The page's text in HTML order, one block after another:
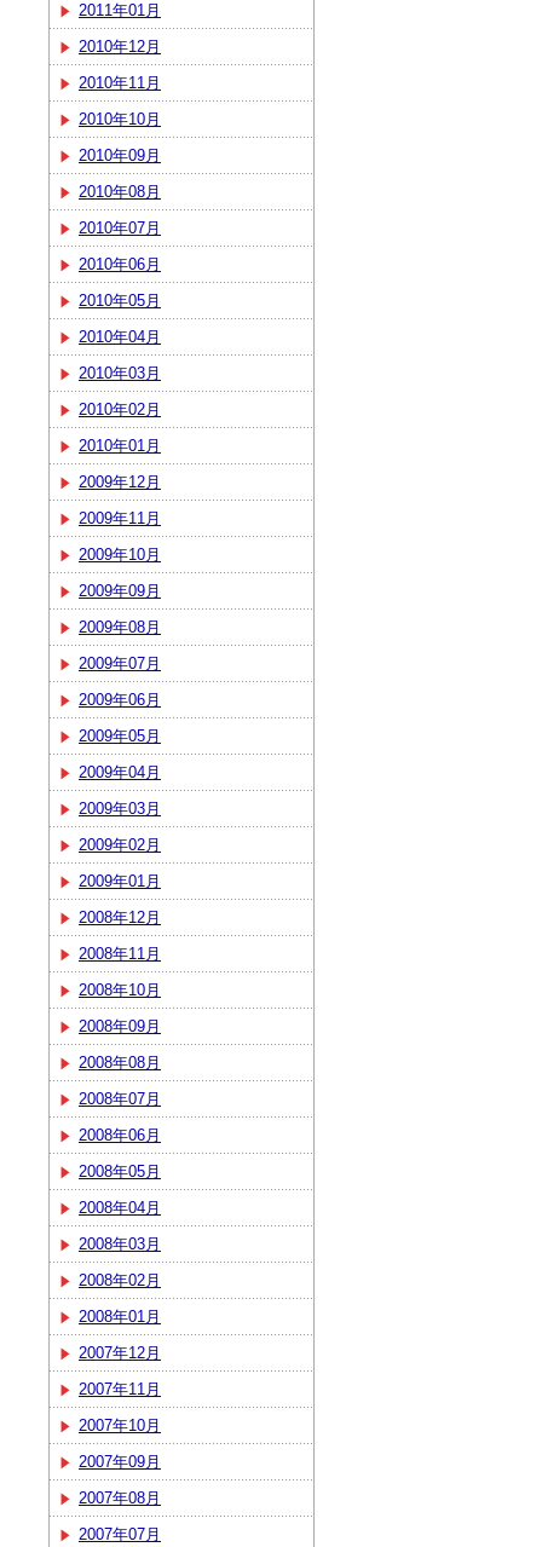
2011年01月
2010年12月
2010年11月
2010年10月
2010年09月
2010年08月
2010年07月
2010年06月
2010年05月
2010年04月
2010年03月
2010年02月
2010年01月
2009年12月
2009年11月
2009年10月
2009年09月
2009年08月
2009年07月
2009年06月
2009年05月
2009年04月
2009年03月
2009年02月
2009年01月
2008年12月
2008年11月
2008年10月
2008年09月
2008年08月
2008年07月
2008年06月
2008年05月
2008年04月
2008年03月
2008年02月
2008年01月
2007年12月
2007年11月
2007年10月
2007年09月
2007年08月
2007年07月